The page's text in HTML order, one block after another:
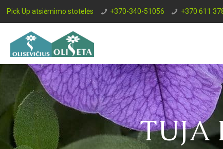
Pick Up atsiėmimo stotelės +370-340-51056 +370 611
TUJA